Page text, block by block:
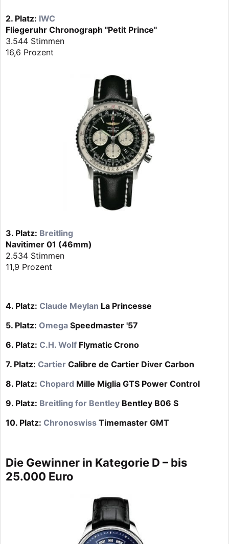
2. Platz: IWC
Fliegeruhr Chronograph "Petit Prince"
3.544 Stimmen
16,6 Prozent
3. Platz: Breitling
Navitimer 01 (46mm)
2.534 Stimmen
11,9 Prozent
4. Platz: Claude Meylan La Princesse
5. Platz: Omega Speedmaster '57
6. Platz: C.H. Wolf Flymatic Crono
7. Platz: Cartier Calibre de Cartier Diver Carbon
8. Platz: Chopard Mille Miglia GTS Power Control
9. Platz: Breitling for Bentley Bentley B06 S
10. Platz: Chronoswiss Timemaster GMT
Die Gewinner in Kategorie D – bis
25.000 Euro